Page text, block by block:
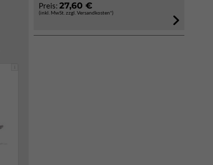
i
Preis: 27,60 €
(inkl. MwSt. zzgl. Versandkosten*)